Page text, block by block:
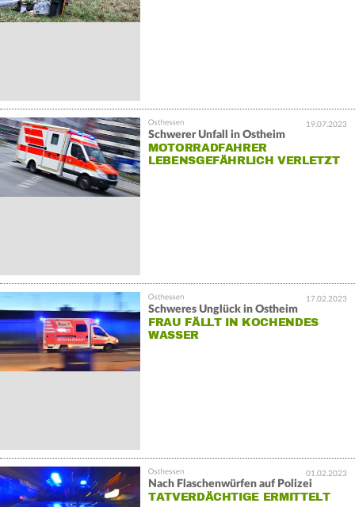
19.07.2023
Schwerer Unfall in Ostheim
MOTORRADFAHRER
LEBENSGEFÄHRLICH VERLETZT
17.02.2023
Schweres Unglück in Ostheim
FRAU FÄLLT IN KOCHENDES
WASSER
01.02.2023
Nach Flaschenwürfen auf Polizei
TATVERDÄCHTIGE ERMITTELT